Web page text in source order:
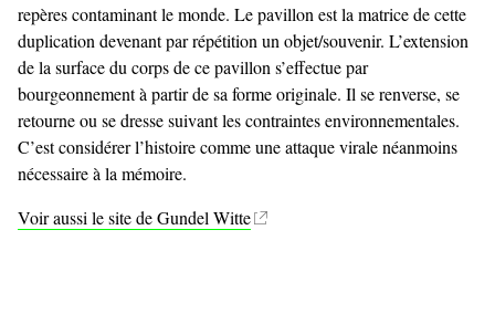
repères contaminant le monde. Le pavillon est la matrice de cette
duplication devenant par répétition un objet/souvenir. L’extension
de la surface du corps de ce pavillon s’effectue par
bourgeonnement à partir de sa forme originale. Il se renverse, se
retourne ou se dresse suivant les contraintes environnementales.
C’est considérer l’histoire comme une attaque virale néanmoins
nécessaire à la mémoire.
Voir aussi le site de Gundel Witte